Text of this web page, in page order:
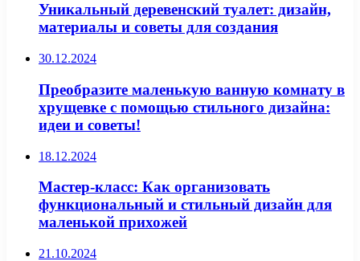
Уникальный деревенский туалет: дизайн,
материалы и советы для создания
30.12.2024
Преобразите маленькую ванную комнату в
хрущевке с помощью стильного дизайна:
идеи и советы!
18.12.2024
Мастер-класс: Как организовать
функциональный и стильный дизайн для
маленькой прихожей
21.10.2024